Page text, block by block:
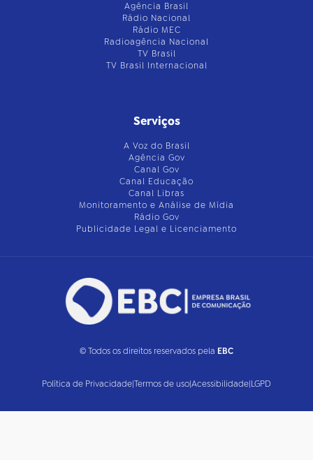
Agência Brasil
Rádio Nacional
Rádio MEC
Radioagência Nacional
TV Brasil
TV Brasil Internacional
Serviços
A Voz do Brasil
Agência Gov
Canal Gov
Canal Educação
Canal Libras
Monitoramento e Análise de Mídia
Rádio Gov
Publicidade Legal e Licenciamento
© Todos os direitos reservados pela EBC
Política de Privacidade|Termos de uso|Acessibilidade|LGPD